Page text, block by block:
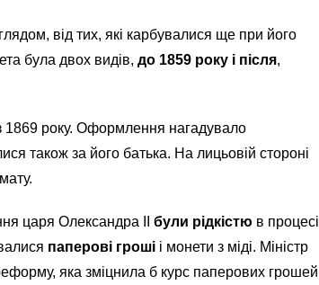
від тих, які карбувалися ще при його
була двох видів, до 1859 року і після,
1869 року. Оформлення нагадувало
також за його батька. На лицьовій стороні
царя Олександра II були рідкістю в процесі
паперові гроші і монети з міді. Міністр
яка зміцнила б курс паперових грошей